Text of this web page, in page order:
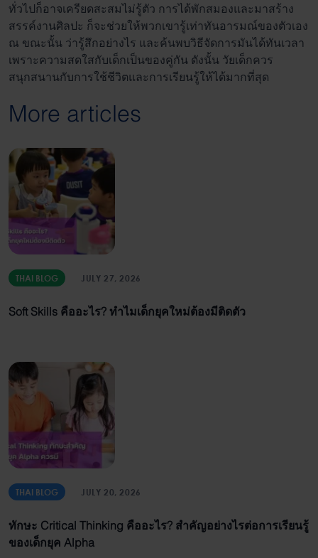
ทั่วไปก็อาจเครียดสะสมไม่รู้ตัว การได้พักสมองและมาสร้าง
สรรค์งานศิลปะ ก็จะช่วยให้พวกเขารู้เท่าทันอารมณ์ของตัวเอง
ณ ขณะนั้น ว่ารู้สึกอย่างไร และค้นพบวิธีจัดการมันได้ทันเวลา
เพราะความสดใสกับเด็กเป็นของคู่กัน ดังนั้น วัยเด็กควร
สนุกสนานกับการใช้ชีวิตและการเรียนรู้ให้ได้มากที่สุด
More articles
THAI BLOG JULY 27, 2026
Soft Skills คืออะไร? ทำไมเด็กยุคใหม่ต้องมีติดตัว
THAI BLOG JULY 20, 2026
ทักษะ Critical Thinking คืออะไร? สำคัญอย่างไรต่อการเรียนรู้
ของเด็กยุค Alpha